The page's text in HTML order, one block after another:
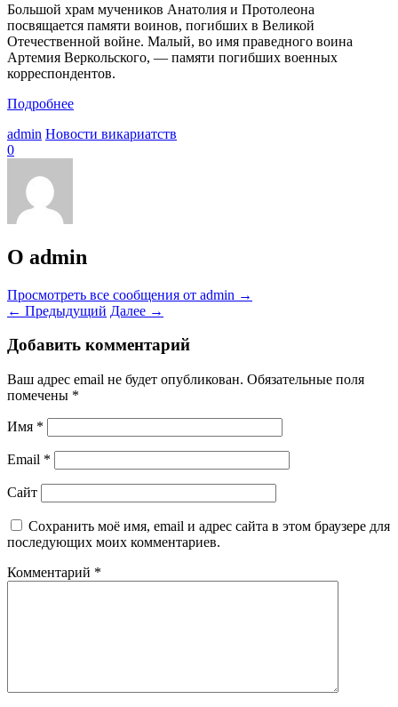
Большой храм мучеников Анатолия и Протолеона
посвящается памяти воинов, погибших в Великой
Отечественной войне. Малый, во имя праведного воина
Артемия Веркольского, — памяти погибших военных
корреспондентов.
Подробнее
admin Новости викариатств
0
О admin
Просмотреть все сообщения от admin →
← Предыдущий Далее →
Добавить комментарий
Ваш адрес email не будет опубликован. Обязательные поля
помечены *
Имя *
Email *
Сайт
Сохранить моё имя, email и адрес сайта в этом браузере для
последующих моих комментариев.
Комментарий *